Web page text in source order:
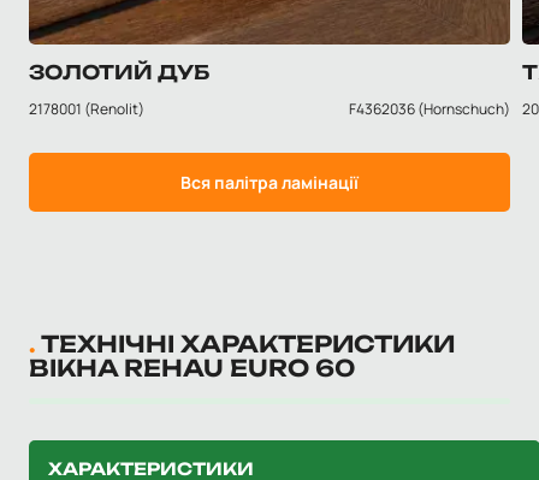
ЗОЛОТИЙ ДУБ
2178001 (Renolit) F4362036 (Hornschuch)
Вся палітра ламінації
ТЕХНІЧНІ ХАРАКТЕРИСТИКИ
ВІКНА REHAU EURO 60
ХАРАКТЕРИСТИКИ